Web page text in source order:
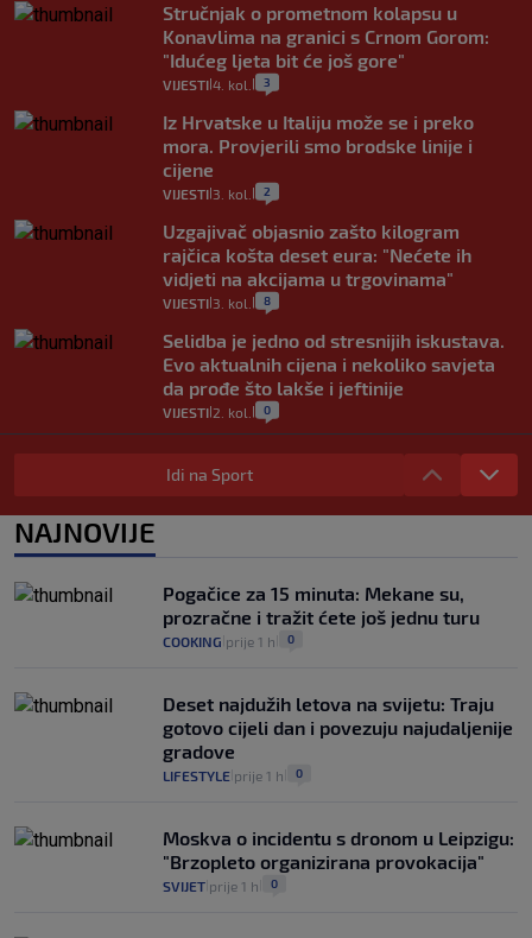
Stručnjak o prometnom kolapsu u
Konavlima na granici s Crnom Gorom:
"Idućeg ljeta bit će još gore"
VIJESTI 4. kol. 3
Iz Hrvatske u Italiju može se i preko
mora. Provjerili smo brodske linije i
cijene
VIJESTI 3. kol. 2
Uzgajivač objasnio zašto kilogram
rajčica košta deset eura: "Nećete ih
vidjeti na akcijama u trgovinama"
VIJESTI 3. kol. 8
Selidba je jedno od stresnijih iskustava.
Evo aktualnih cijena i nekoliko savjeta
da prođe što lakše i jeftinije
VIJESTI 2. kol. 0
Izračunali smo koliko košta putovanje
automobilom na Hvar iz Zagreba, a
14
zdravstvenu iskaznicu". Kakva su prava
pacijenata izvan mjesta prebivališta?
VIJESTI
Idi na Sport
NAJNOVIJE
Pogačice za 15 minuta: Mekane su,
prozračne i tražit ćete još jednu turu
COOKING prije 1 h 0
Deset najdužih letova na svijetu: Traju
gotovo cijeli dan i povezuju najudaljenije
gradove
LIFESTYLE prije 1 h 0
Moskva o incidentu s dronom u Leipzigu:
"Brzopleto organizirana provokacija"
SVIJET prije 1 h 0